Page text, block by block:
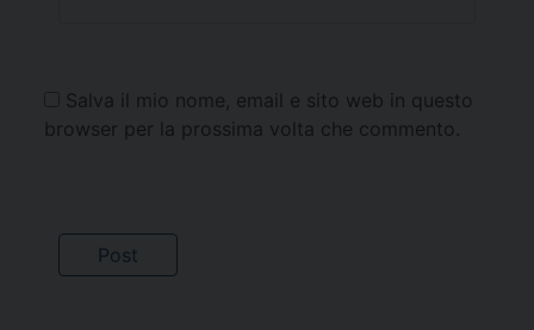
Salva il mio nome, email e sito web in questo
browser per la prossima volta che commento.